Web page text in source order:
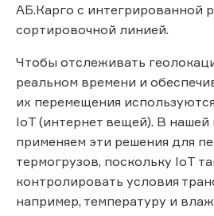
АБ.Карго с интегрированной
сортировочной линией.
Чтобы отслеживать
реальном времени и
их перемещения
IoT (интернет вещей). В
применяем эти решения для
термогрузов, поскольку IoT
контролировать условия
например, температуру и